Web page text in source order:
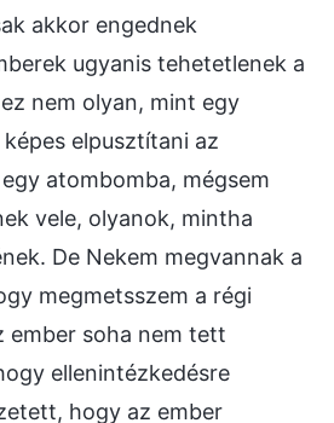
akkor engednek
ugyanis tehetetlenek a
nem olyan, mint egy
elpusztítani az
atombomba, mégsem
vele, olyanok, mintha
De Nekem megvannak a
megmetsszem a régi
ember soha nem tett
ellenintézkedésre
hogy az ember